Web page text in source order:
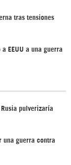
tras tensiones
EEUU a una guerra
Rusia pulverizaría
una guerra contra